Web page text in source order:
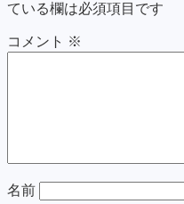
ている欄は必須項目です
コメント ※
名前